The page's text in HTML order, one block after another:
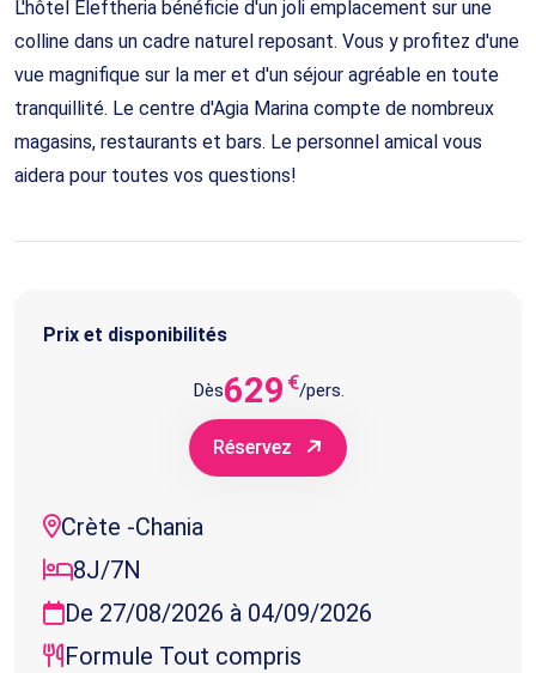
L'hôtel Eleftheria bénéficie d'un joli emplacement sur une
colline dans un cadre naturel reposant. Vous y profitez d'une
vue magnifique sur la mer et d'un séjour agréable en toute
tranquillité. Le centre d'Agia Marina compte de nombreux
magasins, restaurants et bars. Le personnel amical vous
aidera pour toutes vos questions!
Prix et disponibilités
Dès629 €/pers.
Réservez
Crète -Chania
8J/7N
De 27/08/2026 à 04/09/2026
Formule Tout compris